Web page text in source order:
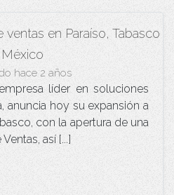
ventas en Paraíso, Tabasco
hace 2 años
líder en soluciones
anuncia hoy su expansión a
con la apertura de una
así [...]